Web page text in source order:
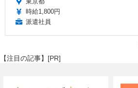
時給1,800円
派遣社員
【注目の記事】[PR]